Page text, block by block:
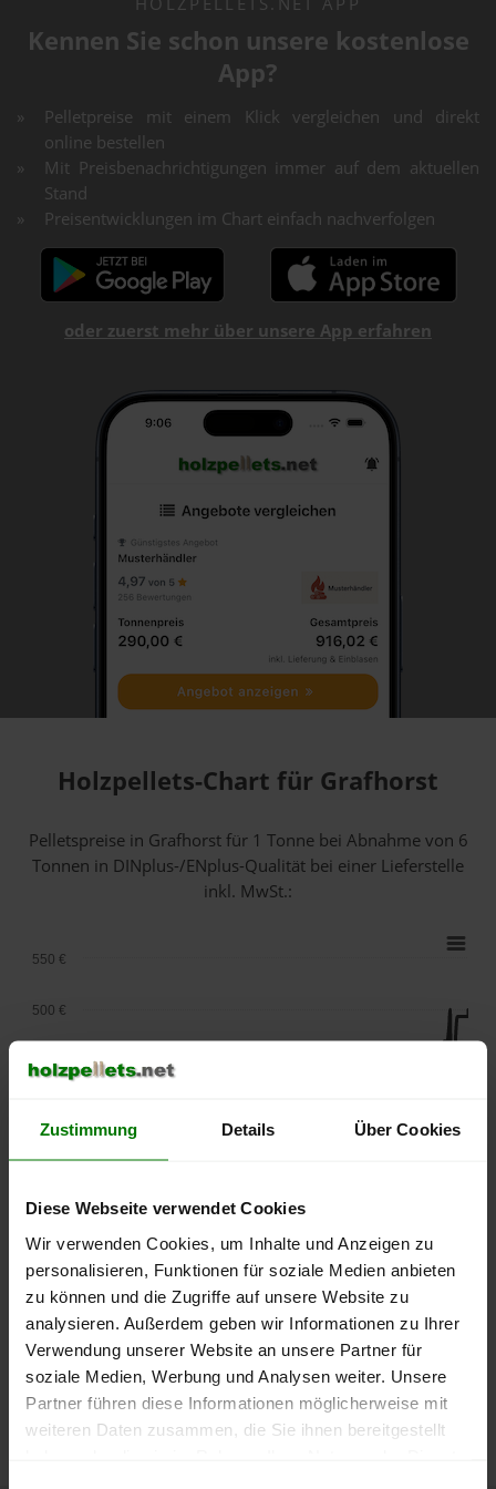
Zustimmung Details Über Cookies
Diese Webseite verwendet Cookies
Wir verwenden Cookies, um Inhalte und Anzeigen zu
personalisieren, Funktionen für soziale Medien anbieten
zu können und die Zugriffe auf unsere Website zu
analysieren. Außerdem geben wir Informationen zu Ihrer
Verwendung unserer Website an unsere Partner für
soziale Medien, Werbung und Analysen weiter. Unsere
Partner führen diese Informationen möglicherweise mit
weiteren Daten zusammen, die Sie ihnen bereitgestellt
Kennen Sie schon unsere kostenlose
App?
Pelletpreise mit einem Klick vergleichen und direkt
online bestellen
Mit Preisbenachrichtigungen immer auf dem aktuellen
Stand
Preisentwicklungen im Chart einfach nachverfolgen
oder zuerst mehr über unsere App erfahren
Holzpellets-Chart für Grafhorst
Pelletspreise in Grafhorst für 1 Tonne bei Abnahmevon 6
Tonnen in DINplus-/ENplus-Qualität bei einer Lieferstelle
inkl. MwSt.:
lose Ware Sackware
September
2025
Januar
2026
Mai
2026
250 €
300 €
350 €
450 €
500 €
550 €
Die aktuelle Preisentwicklung für Holzpellets in Deutschland
können Sie jederzeit auf unsererPelletspreise-Seite
nachvollziehen.